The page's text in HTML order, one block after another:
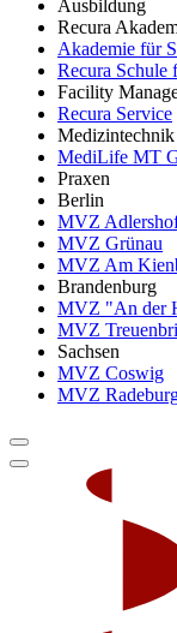
Ausbildung
Recura
Akademie für
Recura Schule
Facility
Recura Service
Medizintechnik
MediLife MT
Praxen
Berlin
MVZ
MVZ Grünau
MVZ Am
Brandenburg
MVZ "An der
MVZ
Sachsen
MVZ Coswig
MVZ